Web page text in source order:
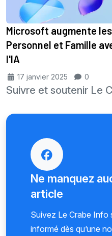
Microsoft augmente
Personnel et Famille
l'IA
17 janvier 2025 0
Suivre et soutenir Le
Ne manquez
article
Suivez Le Crabe Info
informé dès qu’une